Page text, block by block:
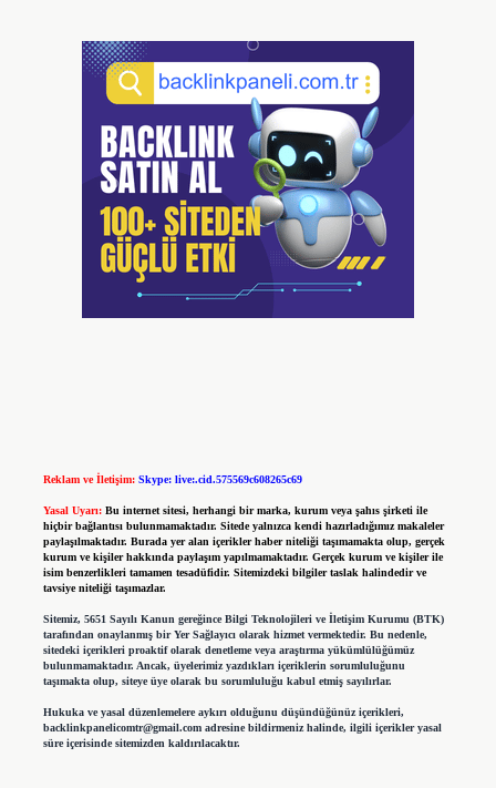
Reklam ve İletişim: Skype: live:.cid.575569c608265c69
Yasal Uyarı: Bu internet sitesi, herhangi bir marka, kurum veya şahıs şirketi ile
hiçbir bağlantısı bulunmamaktadır. Sitede yalnızca kendi hazırladığımız makaleler
paylaşılmaktadır. Burada yer alan içerikler haber niteliği taşımamakta olup, gerçek
kurum ve kişiler hakkında paylaşım yapılmamaktadır. Gerçek kurum ve kişiler ile
isim benzerlikleri tamamen tesadüfidir. Sitemizdeki bilgiler taslak halindedir ve
tavsiye niteliği taşımazlar.
Sitemiz, 5651 Sayılı Kanun gereğince Bilgi Teknolojileri ve İletişim Kurumu (BTK)
tarafından onaylanmış bir Yer Sağlayıcı olarak hizmet vermektedir. Bu nedenle,
sitedeki içerikleri proaktif olarak denetleme veya araştırma yükümlülüğümüz
bulunmamaktadır. Ancak, üyelerimiz yazdıkları içeriklerin sorumluluğunu
taşımakta olup, siteye üye olarak bu sorumluluğu kabul etmiş sayılırlar.
Hukuka ve yasal düzenlemelere aykırı olduğunu düşündüğünüz içerikleri,
backlinkpanelicomtr@gmail.comadresine bildirmeniz halinde, ilgili içerikler yasal
süre içerisinde sitemizden kaldırılacaktır.